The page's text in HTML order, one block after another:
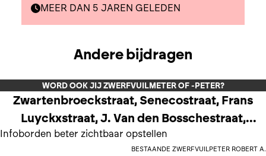
MEER DAN 5 JAREN GELEDEN
Andere bijdragen
WORD OOK JIJ ZWERFVUILMETER OF -PETER?
Zwartenbroeckstraat, Senecostraat, Frans
Luyckxstraat, J. Van den Bosschestraat,
Negenbunder
Infoborden beter zichtbaar opstellen
Bestaande zwerfvuilpeter Robert A.